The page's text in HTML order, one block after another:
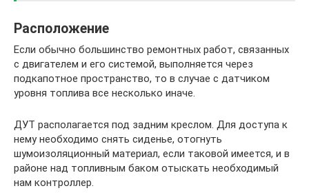
Расположение
Если обычно большинство ремонтных работ, связанных
с двигателем и его системой, выполняется через
подкапотное пространство, то в случае с датчиком
уровня топлива все несколько иначе.
ДУТ располагается под задним креслом. Для доступа к
нему необходимо снять сиденье, отогнуть
шумоизоляционный материал, если таковой имеется, и в
районе над топливным баком отыскать необходимый
нам контроллер.